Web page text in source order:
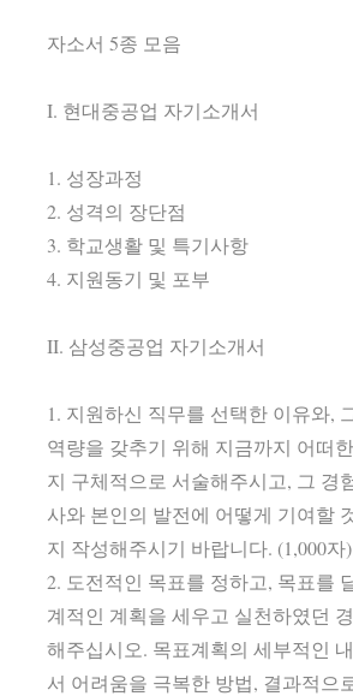
자소서 5종 모음
I. 현대중공업 자기소개서
1. 성장과정
2. 성격의 장단점
3. 학교생활 및 특기사항
4. 지원동기 및 포부
II. 삼성중공업 자기소개서
1. 지원하신 직무를 선택한 이유와,
역량을 갖추기 위해 지금까지 어떠
지 구체적으로 서술해주시고, 그 경
사와 본인의 발전에 어떻게 기여할
지 작성해주시기 바랍니다. (1,000자)
2. 도전적인 목표를 정하고, 목표를
계적인 계획을 세우고 실천하였던
해주십시오. 목표계획의 세부적인
서 어려움을 극복한 방법, 결과적으